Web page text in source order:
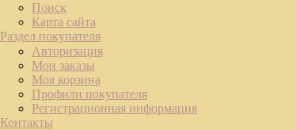
Поиск
Карта сайта
Раздел покупателя
Авторизация
Мои заказы
Моя корзина
Профили покупателя
Регистрационная информация
Контакты